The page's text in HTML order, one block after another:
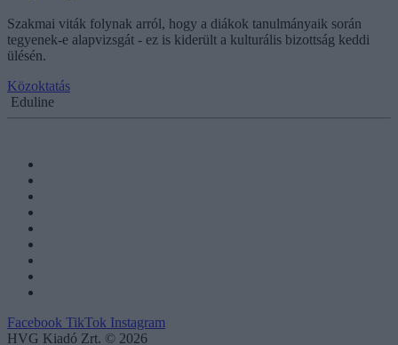
Szakmai viták folynak arról, hogy a diákok tanulmányaik során
tegyenek-e alapvizsgát - ez is kiderült a kulturális bizottság keddi
ülésén.
Közoktatás
Eduline
Facebook TikTok Instagram
HVG Kiadó Zrt. © 2026